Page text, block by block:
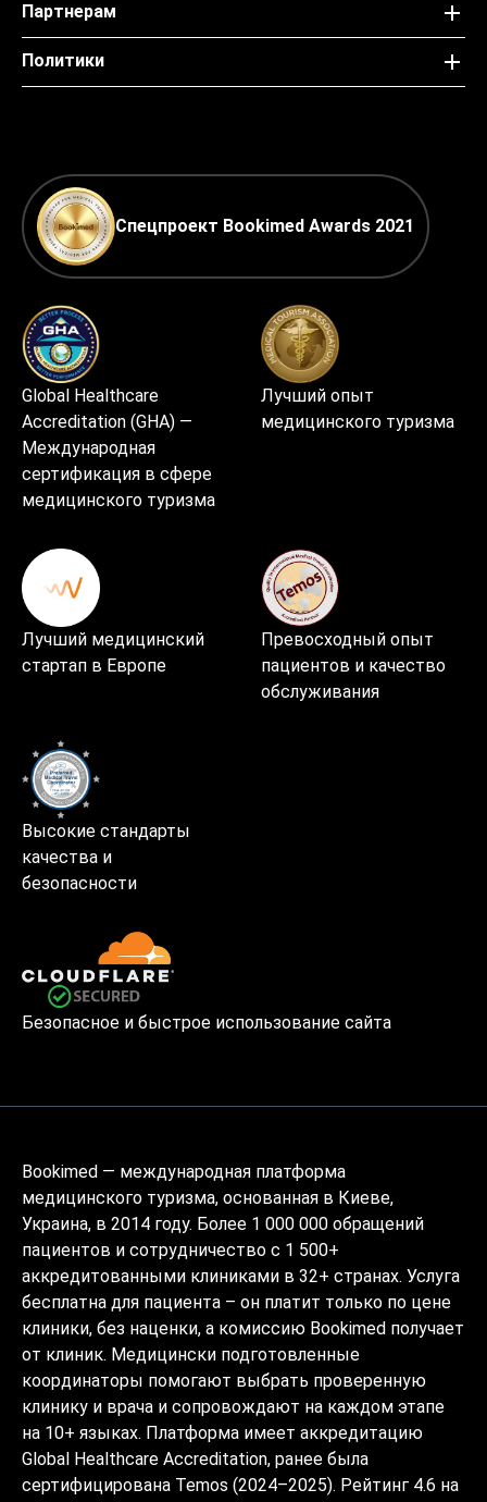
Партнерам
Политики
Спецпроект Bookimed Awards 2021
Global Healthcare
Accreditation (GHA) —
Международная
сертификация в сфере
медицинского туризма
Лучший опыт
медицинского туризма
Лучший медицинский
стартап в Европе
Превосходный опыт
пациентов и качество
обслуживания
Высокие стандарты
качества и
безопасности
Безопасное и быстрое использование сайта
Bookimed — международная платформа
медицинского туризма, основанная в Киеве,
Украина, в 2014 году. Более 1 000 000 обращений
пациентов и сотрудничество с 1 500+
аккредитованными клиниками в 32+ странах. Услуга
бесплатна для пациента – он платит только по цене
клиники, без наценки, а комиссию Bookimed получает
от клиник. Медицински подготовленные
координаторы помогают выбрать проверенную
клинику и врача и сопровождают на каждом этапе
на 10+ языках. Платформа имеет аккредитацию
Global Healthcare Accreditation, ранее была
сертифицирована Temos (2024–2025). Рейтинг 4.6 на